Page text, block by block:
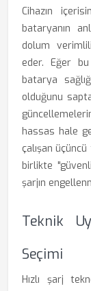
Cihazın
bataryanın
dolum
eder. Eğer
batarya
olduğunu
hassas hale
çalışan
birlikte
şarjın
Teknik
Seçimi
Hızlı şarj